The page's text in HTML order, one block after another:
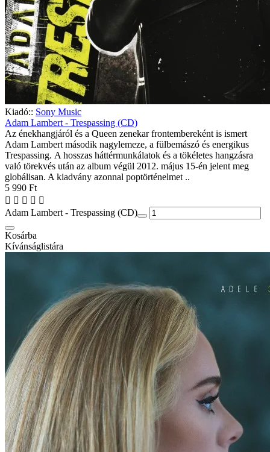
Kiadó:: Sony Music
Adam Lambert - Trespassing (CD)
Az énekhangjáról és a Queen zenekar frontembereként is ismert
Adam Lambert második nagylemeze, a fülbemászó és energikus
Trespassing. A hosszas háttérmunkálatok és a tökéletes hangzásra
való törekvés után az album végül 2012. május 15-én jelent meg
globálisan. A kiadvány azonnal poptörténelmet ..
5 990 Ft
Adam Lambert - Trespassing (CD)
Kosárba
Kívánságlistára